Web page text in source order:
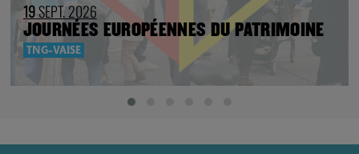
19SEPT. 2026
JOURNÉES EUROPÉENNES DU PATRIMOINE
TNG-VAISE